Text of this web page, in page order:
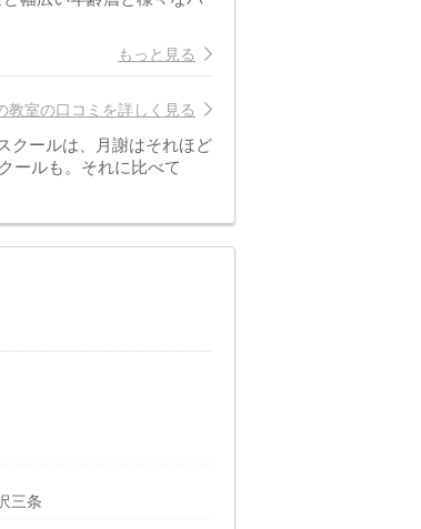
もっと見る
教室の口コミを詳しく見る
クールは、月謝はそれほど
ールも。それに比べて
三条